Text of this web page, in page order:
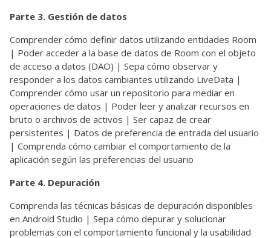
Parte 3. Gestión de datos
Comprender cómo definir datos utilizando entidades Room
| Poder acceder a la base de datos de Room con el objeto
de acceso a datos (DAO) | Sepa cómo observar y
responder a los datos cambiantes utilizando LiveData |
Comprender cómo usar un repositorio para mediar en
operaciones de datos | Poder leer y analizar recursos en
bruto o archivos de activos | Ser capaz de crear
persistentes | Datos de preferencia de entrada del usuario
| Comprenda cómo cambiar el comportamiento de la
aplicación según las preferencias del usuario
Parte 4. Depuración
Comprenda las técnicas básicas de depuración disponibles
en Android Studio | Sepa cómo depurar y solucionar
problemas con el comportamiento funcional y la usabilidad